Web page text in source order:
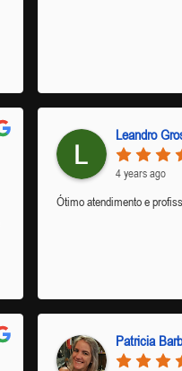
Leandro
4 years ago
Ótimo atendimento e
Patricia